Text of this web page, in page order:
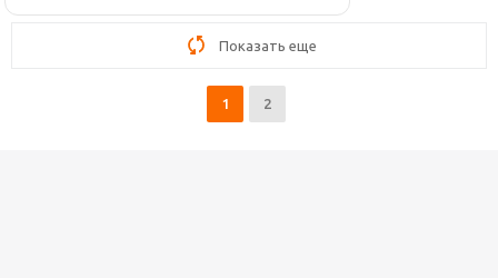
Показать еще
1 2